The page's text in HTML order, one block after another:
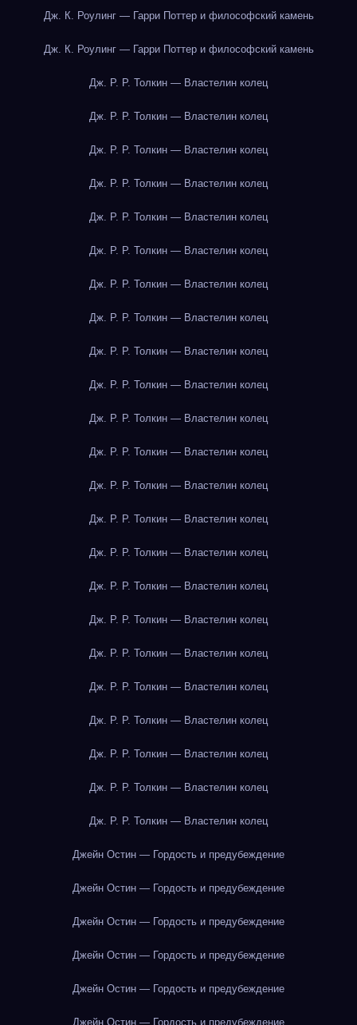
Дж. К. Роулинг — Гарри Поттер и философский камень
Дж. К. Роулинг — Гарри Поттер и философский камень
Дж. Р. Р. Толкин — Властелин колец
Дж. Р. Р. Толкин — Властелин колец
Дж. Р. Р. Толкин — Властелин колец
Дж. Р. Р. Толкин — Властелин колец
Дж. Р. Р. Толкин — Властелин колец
Дж. Р. Р. Толкин — Властелин колец
Дж. Р. Р. Толкин — Властелин колец
Дж. Р. Р. Толкин — Властелин колец
Дж. Р. Р. Толкин — Властелин колец
Дж. Р. Р. Толкин — Властелин колец
Дж. Р. Р. Толкин — Властелин колец
Дж. Р. Р. Толкин — Властелин колец
Дж. Р. Р. Толкин — Властелин колец
Дж. Р. Р. Толкин — Властелин колец
Дж. Р. Р. Толкин — Властелин колец
Дж. Р. Р. Толкин — Властелин колец
Дж. Р. Р. Толкин — Властелин колец
Дж. Р. Р. Толкин — Властелин колец
Дж. Р. Р. Толкин — Властелин колец
Дж. Р. Р. Толкин — Властелин колец
Дж. Р. Р. Толкин — Властелин колец
Дж. Р. Р. Толкин — Властелин колец
Дж. Р. Р. Толкин — Властелин колец
Джейн Остин — Гордость и предубеждение
Джейн Остин — Гордость и предубеждение
Джейн Остин — Гордость и предубеждение
Джейн Остин — Гордость и предубеждение
Джейн Остин — Гордость и предубеждение
Джейн Остин — Гордость и предубеждение